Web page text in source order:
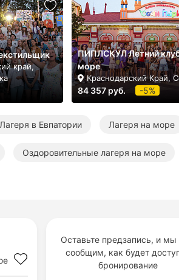
Оставьте предзапись, и
сообщим, как будет
бронирование
край,
ПИПЛСКУЛ Летний
море
Краснодарский Край,
84 357 руб. -5%
Лагеря в Евпатории Лагеря на море
Оздоровительные лагеря на море